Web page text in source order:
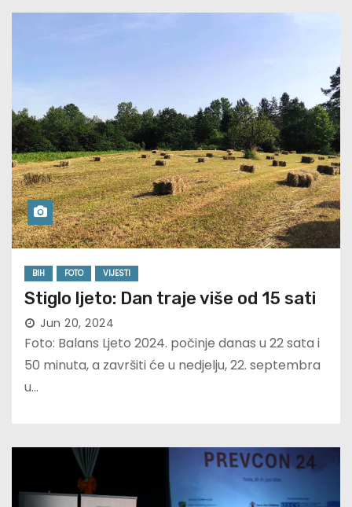
BIH FOTO VIJESTI
Stiglo ljeto: Dan traje više od 15 sati
Jun 20, 2024
Foto: Balans Ljeto 2024. počinje danas u 22 sata i
50 minuta, a završiti će u nedjelju, 22. septembra
u…